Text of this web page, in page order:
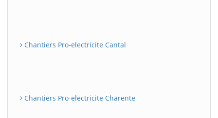
Chantiers Pro-electricite Cantal
Chantiers Pro-electricite Charente